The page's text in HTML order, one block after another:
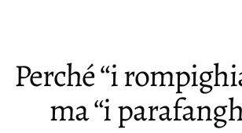
Online
Perché “i
ma “i